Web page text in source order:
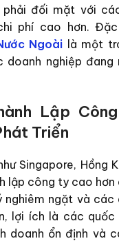
phải đối mặt với
phí cao hơn.
Ngoài là một
doanh nghiệp đang
Lập
Triển
Singapore, Hồng
lập công ty cao hơn
nghiêm ngặt và các
lợi ích là các
doanh ổn định và